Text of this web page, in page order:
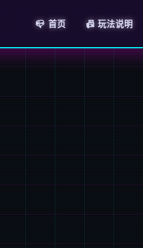
📪 首页 📠 玩法说明